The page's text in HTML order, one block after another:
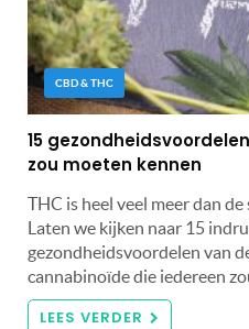
CBD & THC
15
zou moeten kennen
THC is heel veel meer dan
Laten we kijken naar 15
gezondheidsvoordelen van
cannabinoïde die iedereen
LEES VERDER